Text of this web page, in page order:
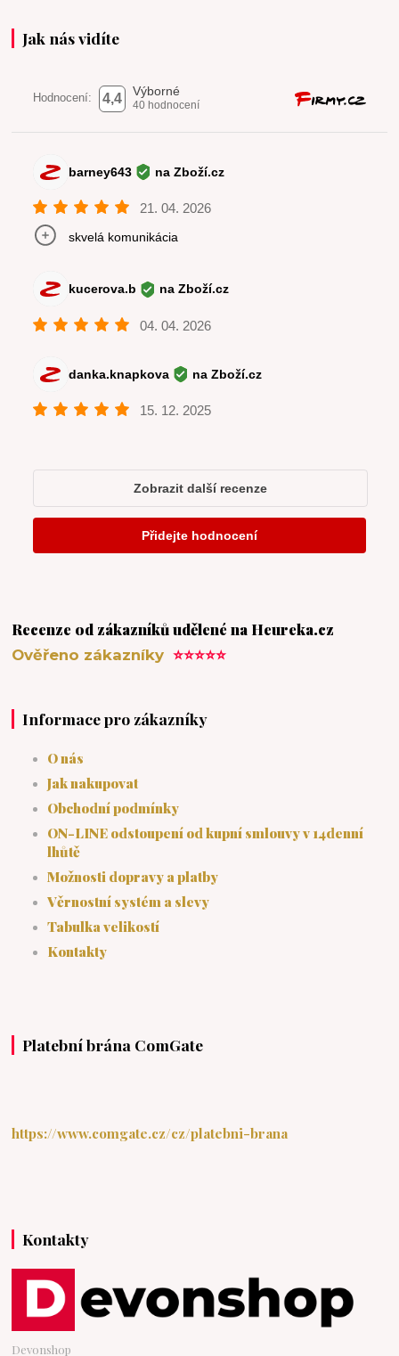
Jak nás vidíte
Recenze od zákazníků udělené na Heureka.cz
Ověřeno zákazníky⭐⭐⭐⭐⭐
Informace pro zákazníky
O nás
Jak nakupovat
Obchodní podmínky
ON-LINE odstoupení od kupní smlouvy v 14denní
lhůtě
Možnosti dopravy a platby
Věrnostní systém a slevy
Tabulka velikostí
Kontakty
Platební brána ComGate
https://www.comgate.cz/cz/platebni-brana
Kontakty
Devonshop